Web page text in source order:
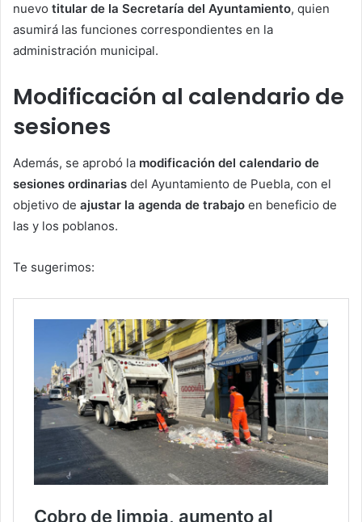
nuevo titular de la Secretaría del Ayuntamiento, quien
asumirá las funciones correspondientes en la
administración municipal.
Modificación al calendario de
sesiones
Además, se aprobó la modificación del calendario de
sesiones ordinarias del Ayuntamiento de Puebla, con el
objetivo de ajustar la agenda de trabajo en beneficio de
las y los poblanos.
Te sugerimos: